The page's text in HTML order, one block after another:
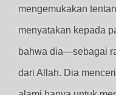
mengemukakan
menyatakan kepada
bahwa dia—sebagai
dari Allah. Dia